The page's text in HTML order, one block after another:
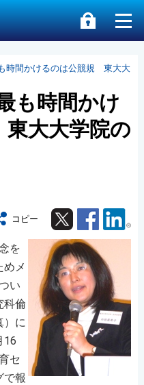
時間かけるのは公競規 東大大
も時間かけ
大大学院の
コピー Twitter Facebook
を
メ
い
科倫
）に
16
セ
で報